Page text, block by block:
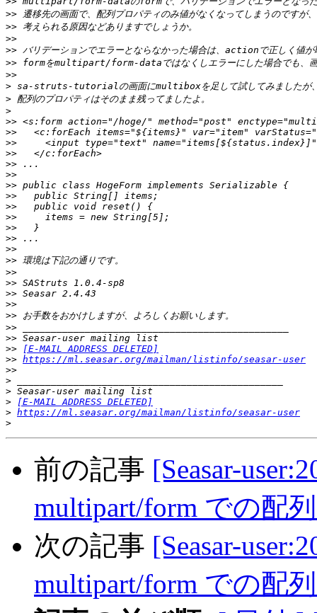
>>
>>
>>
>>
>>
>>
>
>
>
>>
>>
>>
>>
>>
>>
>>
>>
>>
>>
>>
>>
>>
>>
>>
>>
>>
>>
>>
>>
>>
>>
[E-MAIL ADDRESS DELETED]
>> https://ml.seasar.org/mailman/listinfo/seasar-user
>>
>
>
>
[E-MAIL ADDRESS DELETED]
> https://ml.seasar.org/mailman/listinfo/seasar-user
>
前の記事 [Seasar-
multipart/form での配
次の記事 [Seasar-
multipart/form での配